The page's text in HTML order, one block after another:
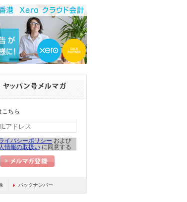
こちら
イバシーポリシー および
情報の取扱い に同意する
バックナンバー